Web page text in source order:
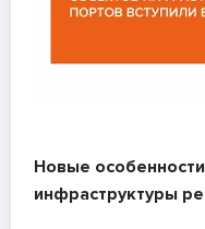
Новые
инфраструктуры